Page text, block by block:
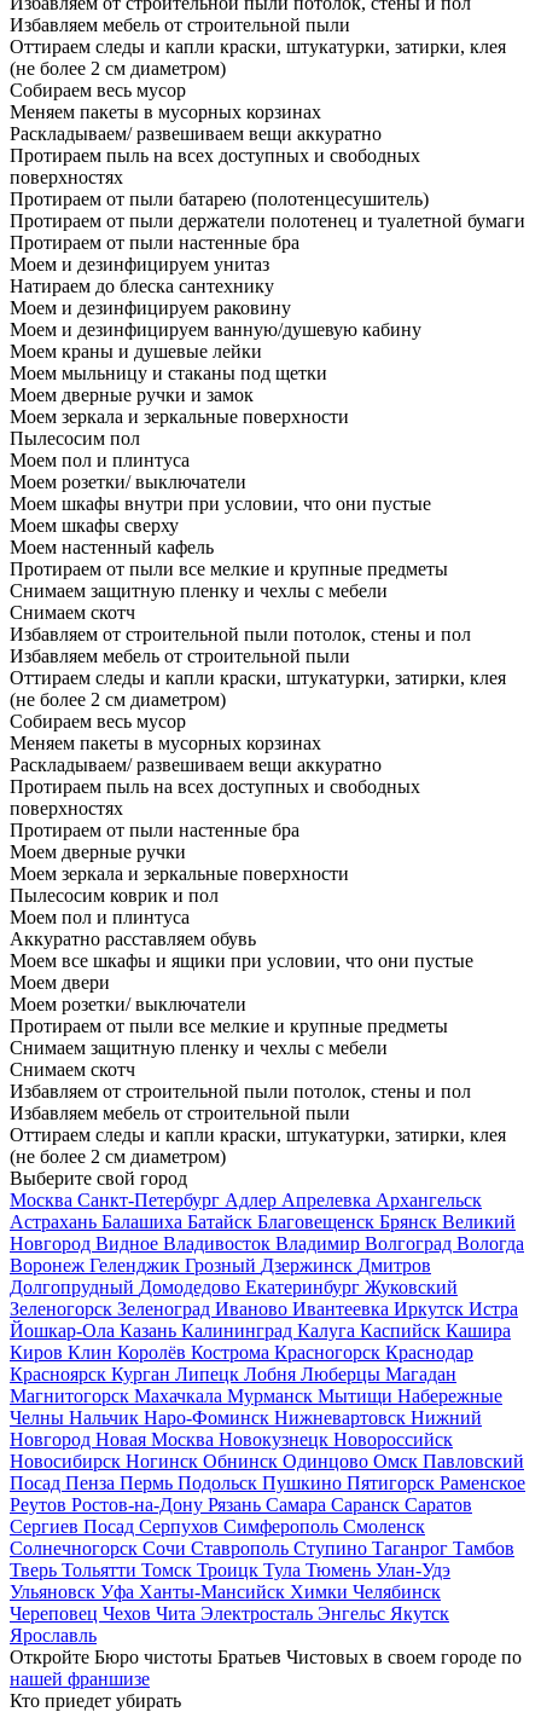
Избавляем мебель от строительной пыли
Оттираем следы и капли краски, штукатурки, затирки, клея
(не более 2 см диаметром)
Собираем весь мусор
Меняем пакеты в мусорных корзинах
Раскладываем/ развешиваем вещи аккуратно
Протираем пыль на всех доступных и свободных
поверхностях
Протираем от пыли батарею (полотенцесушитель)
Протираем от пыли держатели полотенец и туалетной бумаги
Протираем от пыли настенные бра
Моем и дезинфицируем унитаз
Натираем до блеска сантехнику
Моем и дезинфицируем раковину
Моем и дезинфицируем ванную/душевую кабину
Моем краны и душевые лейки
Моем мыльницу и стаканы под щетки
Моем дверные ручки и замок
Моем зеркала и зеркальные поверхности
Пылесосим пол
Моем пол и плинтуса
Моем розетки/ выключатели
Моем шкафы внутри при условии, что они пустые
Моем шкафы сверху
Моем настенный кафель
Протираем от пыли все мелкие и крупные предметы
Снимаем защитную пленку и чехлы с мебели
Снимаем скотч
Избавляем от строительной пыли потолок, стены и пол
Избавляем мебель от строительной пыли
Оттираем следы и капли краски, штукатурки, затирки, клея
(не более 2 см диаметром)
Собираем весь мусор
Меняем пакеты в мусорных корзинах
Раскладываем/ развешиваем вещи аккуратно
Протираем пыль на всех доступных и свободных
поверхностях
Протираем от пыли настенные бра
Моем дверные ручки
Моем зеркала и зеркальные поверхности
Пылесосим коврик и пол
Моем пол и плинтуса
Аккуратно расставляем обувь
Моем все шкафы и ящики при условии, что они пустые
Моем двери
Моем розетки/ выключатели
Протираем от пыли все мелкие и крупные предметы
Снимаем защитную пленку и чехлы с мебели
Снимаем скотч
Избавляем от строительной пыли потолок, стены и пол
Избавляем мебель от строительной пыли
Оттираем следы и капли краски, штукатурки, затирки, клея
(не более 2 см диаметром)
Выберите свой город
Москва Санкт-Петербург Адлер Апрелевка Архангельск
Астрахань Балашиха Батайск Благовещенск Брянск Великий
Новгород Видное Владивосток Владимир Волгоград Вологда
Воронеж Геленджик Грозный Дзержинск Дмитров
Долгопрудный Домодедово Екатеринбург Жуковский
Зеленогорск Зеленоград Иваново Ивантеевка Иркутск Истра
Йошкар-Ола Казань Калининград Калуга Каспийск Кашира
Киров Клин Королёв Кострома Красногорск Краснодар
Красноярск Курган Липецк Лобня Люберцы Магадан
Магнитогорск Махачкала Мурманск Мытищи Набережные
Челны Нальчик Наро-Фоминск Нижневартовск Нижний
Новгород Новая Москва Новокузнецк Новороссийск
Новосибирск Ногинск Обнинск Одинцово Омск Павловский
Посад Пенза Пермь Подольск Пушкино Пятигорск Раменское
Реутов Ростов-на-Дону Рязань Самара Саранск Саратов
Сергиев Посад Серпухов Симферополь Смоленск
Солнечногорск Сочи Ставрополь Ступино Таганрог Тамбов
Тверь Тольятти Томск Троицк Тула Тюмень Улан-Удэ
Ульяновск Уфа Ханты-Мансийск Химки Челябинск
Череповец Чехов Чита Электросталь Энгельс Якутск
Ярославль
Откройте Бюро чистоты Братьев Чистовых в своем городе по
нашей франшизе
Кто приедет убирать